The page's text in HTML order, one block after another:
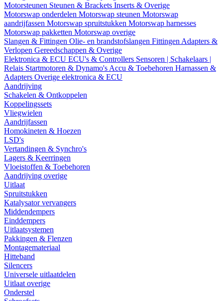
Motorsteunen Steunen & Brackets Inserts & Overige
Motorswap onderdelen Motorswap steunen Motorswap
aandrijfassen Motorswap spruitstukken Motorswap harnesses
Motorswap pakketten Motorswap overige
Slangen & Fittingen Olie- en brandstofslangen Fittingen Adapters &
Verlopen Gereedschappen & Overige
Elektronica & ECU ECU's & Controllers Sensoren | Schakelaars |
Relais Startmotoren & Dynamo's Accu & Toebehoren Harnassen &
Adapters Overige elektronica & ECU
Aandrijving
Schakelen & Ontkoppelen
Koppelingssets
Vliegwielen
Aandrijfassen
Homokineten & Hoezen
LSD's
Vertandingen & Synchro's
Lagers & Keerringen
Vloeistoffen & Toebehoren
Aandrijving overige
Uitlaat
Spruitstukken
Katalysator vervangers
Middendempers
Einddempers
Uitlaatsystemen
Pakkingen & Flenzen
Montagemateriaal
Hitteband
Silencers
Universele uitlaatdelen
Uitlaat overige
Onderstel